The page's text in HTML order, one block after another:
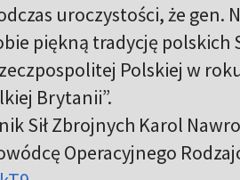
uroczystości, że gen.
piękną tradycję polskich
Polskiej w
Brytanii”.
Sił Zbrojnych Karol
Operacyjnego